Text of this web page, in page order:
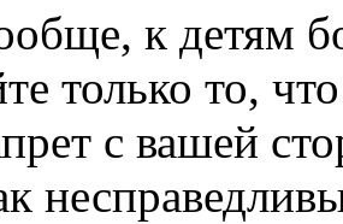
к детям
только то,
с вашей